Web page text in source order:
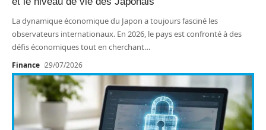
La dynamique économique du Japon a toujours fasciné les
observateurs internationaux. En 2026, le pays est confronté à des
défis économiques tout en cherchant…
Finance 29/07/2026